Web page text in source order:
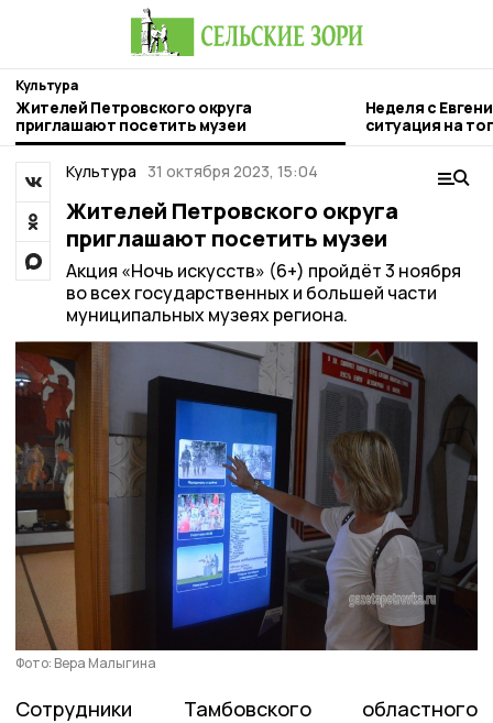
Культура
Жителей Петровского округа
приглашают посетить музеи
Неделя с
ситуация на
городе и
Культура
31 октября 2023, 15:04
Жителей Петровского округа
приглашают посетить музеи
Акция «Ночь искусств» (6+) пройдёт 3 ноября
во всех государственных и большей части
муниципальных музеях региона.
Фото: Вера Малыгина
Сотрудники Тамбовского областного